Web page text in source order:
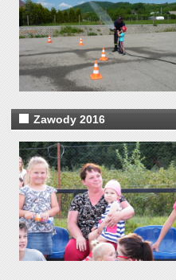
Zawody 2016